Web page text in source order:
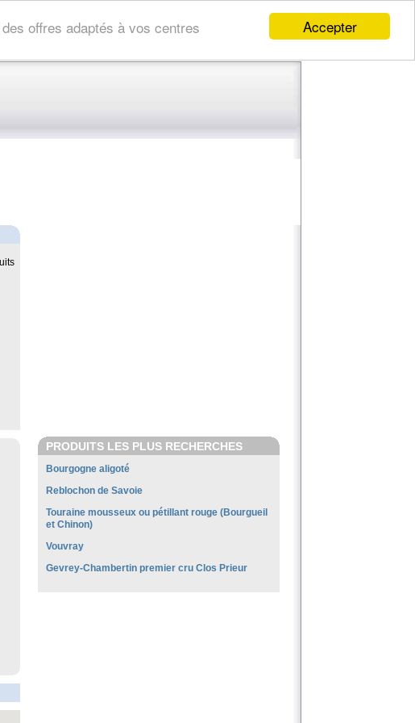
Accepter
offres adaptés à vos centres
PRODUITS LES PLUS RECHERCHES
Bourgogne aligoté
Reblochon de Savoie
Touraine mousseux ou pétillant rouge (Bourgueil
et Chinon)
Vouvray
Gevrey-Chambertin premier cru Clos Prieur